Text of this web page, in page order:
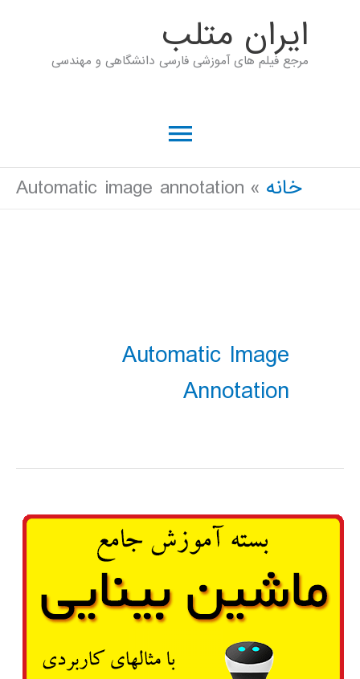
ايران متلب
مرجع فیلم های آموزشی فارسی دانشگاهی و مهندسی
فهرست
اصلی
خانه Automatic image annotation
Automatic Image
Annotation